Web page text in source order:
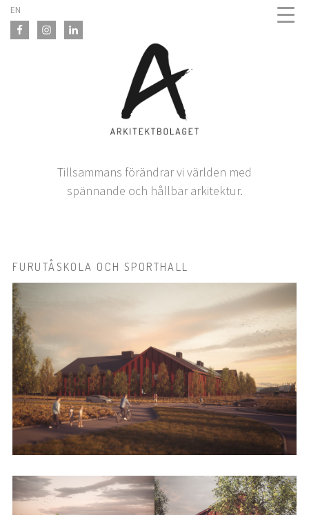
Skip
content
Tillsammans förändrar vi världen med
spännande och hållbar arkitektur.
EN
FURUTÅSKOLA OCH SPORTHALL